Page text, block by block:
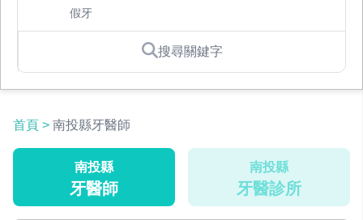
假牙
搜尋關鍵字
首頁 > 南投縣牙醫師
南投縣
牙醫師
南投縣
牙醫診所